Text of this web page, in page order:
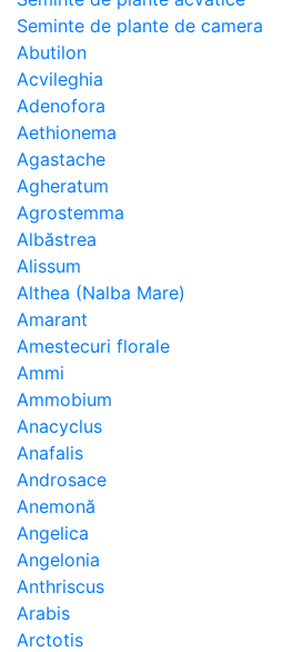
Seminte de plante de camera
Abutilon
Acvileghia
Adenofora
Aethionema
Agastache
Agheratum
Agrostemma
Albăstrea
Alissum
Althea (Nalba Mare)
Amarant
Amestecuri florale
Ammi
Ammobium
Anacyclus
Anafalis
Androsace
Anemonă
Angelica
Angelonia
Anthriscus
Arabis
Arctotis